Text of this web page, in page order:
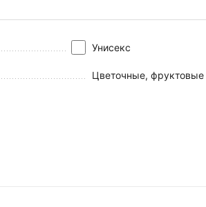
Унисекс
Цветочные, фруктовые